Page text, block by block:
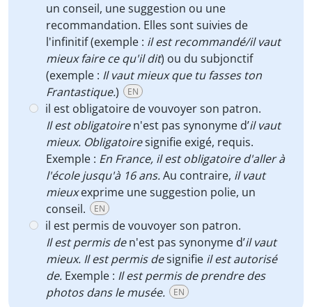
un conseil, une suggestion ou une
recommandation. Elles sont suivies de
l'infinitif (exemple : il est recommandé/il vaut
mieux faire ce qu'il dit) ou du subjonctif
(exemple : Il vaut mieux que tu fasses ton
Frantastique.) EN
il est obligatoire de vouvoyer son patron.
Il est obligatoiren'est pas synonyme d’il vaut
mieux. Obligatoiresignifie exigé, requis.
Exemple : En France, il est obligatoire d'aller à
l'école jusqu'à 16 ans.Au contraire, il vaut
mieuxexprime une suggestion polie, un
conseil.
EN
il est permis de vouvoyer son patron.
Il est permis den'est pas synonyme d’il vaut
mieux. Il est permis designifie il est autorisé
de. Exemple : Il est permis de prendre des
photos dans le musée.
EN